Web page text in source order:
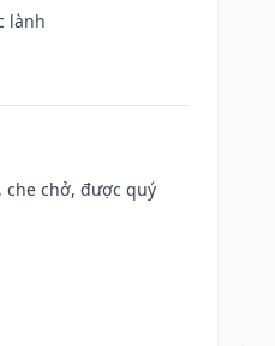
lành
chở, được quý